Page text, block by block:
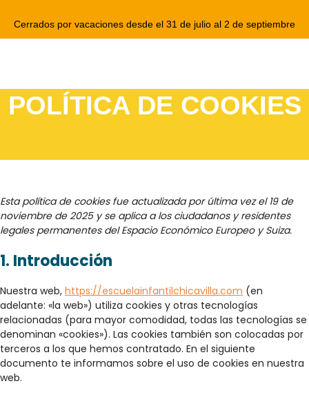
Cerrados por vacaciones desde el 31 de julio al 2 de septiembre
POLÍTICA DE COOKIES
Esta política de cookies fue actualizada por última vez el 19 de
noviembre de 2025 y se aplica a los ciudadanos y residentes
legales permanentes del Espacio Económico Europeo y Suiza.
1. Introducción
Nuestra web, https://escuelainfantilchicavilla.com (en
adelante: «la web») utiliza cookies y otras tecnologías
relacionadas (para mayor comodidad, todas las tecnologías se
denominan «cookies»). Las cookies también son colocadas por
terceros a los que hemos contratado. En el siguiente
documento te informamos sobre el uso de cookies en nuestra
web.